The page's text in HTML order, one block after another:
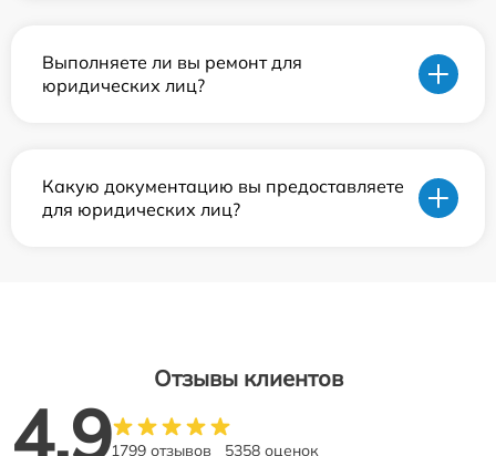
Выполняете ли вы ремонт для
юридических лиц?
Какую документацию вы предоставляете
для юридических лиц?
Отзывы клиентов
4.91799 отзывов 5358 оценок